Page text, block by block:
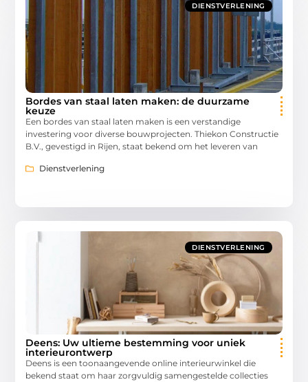
DIENSTVERLENING
Bordes van staal laten maken: de duurzame
keuze
Een bordes van staal laten maken is een verstandige
investering voor diverse bouwprojecten. Thiekon Constructie
B.V., gevestigd in Rijen, staat bekend om het leveren van
Dienstverlening
DIENSTVERLENING
Deens: Uw ultieme bestemming voor uniek
interieurontwerp
Deens is een toonaangevende online interieurwinkel die
bekend staat om haar zorgvuldig samengestelde collecties